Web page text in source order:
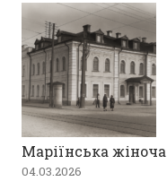
Маріїнська
04.03.2026